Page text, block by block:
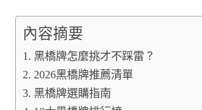
內容摘要
黑橋牌怎麼挑才不踩雷？
2026黑橋牌推薦清單
黑橋牌選購指南